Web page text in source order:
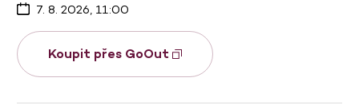
7. 8. 2026, 11:00
Koupit přes GoOut